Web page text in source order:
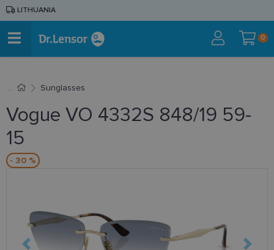
LITHUANIA
0
Sunglasses
Vogue VO 4332S 848/19 59-
15
- 30 %